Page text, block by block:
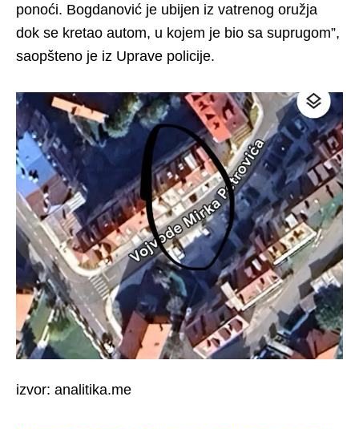
ponoći. Bogdanović je ubijen iz vatrenog oružja
dok se kretao autom, u kojem je bio sa suprugom”,
saopšteno je iz Uprave policije.
izvor: analitika.me